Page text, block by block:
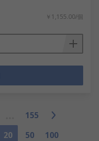
￥1,155.00/個
155
20 50 100